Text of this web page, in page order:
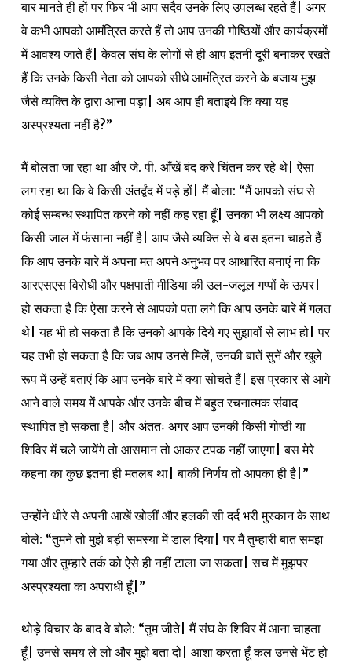
बार मानते ही हों पर फिर भी आप सदैव उनके लिए उपलब्ध रहते हैं| अगर
वे कभी आपको आमंत्रित करते हैं तो आप उनकी गोष्ठियों और कार्यक्रमों
में आवश्य जाते हैं| केवल संघ के लोगों से ही आप इतनी दूरी बनाकर रखते
हैं कि उनके किसी नेता को आपको सीधे आमंत्रित करने के बजाय मुझ
जैसे व्यक्ति के द्वारा आना पड़ा| अब आप ही बताइये कि क्या यह
अस्प्रश्यता नहीं है?”
मैं बोलता जा रहा था और जे. पी. आँखें बंद करे चिंतन कर रहे थे| ऐसा
लग रहा था कि वे किसी अंतर्द्वंद में पड़े हों| मैं बोला: “मैं आपको संघ से
कोई सम्बन्ध स्थापित करने को नहीं कह रहा हूँ| उनका भी लक्ष्य आपको
किसी जाल में फंसाना नहीं है| आप जैसे व्यक्ति से वे बस इतना चाहते हैं
कि आप उनके बारे में अपना मत अपने अनुभव पर आधारित बनाएं ना कि
आरएसएस विरोधी और पक्षपाती मीडिया की उल-जलूल गप्पों के ऊपर|
हो सकता है कि ऐसा करने से आपको पता लगे कि आप उनके बारे में गलत
थे| यह भी हो सकता है कि उनको आपके दिये गए सुझावों से लाभ हो| पर
यह तभी हो सकता है कि जब आप उनसे मिलें, उनकी बातें सुनें और खुले
रूप में उन्हें बताएं कि आप उनके बारे में क्या सोचते हैं| इस प्रकार से आगे
आने वाले समय में आपके और उनके बीच में बहुत रचनात्मक संवाद
स्थापित हो सकता है| और अंततः अगर आप उनकी किसी गोष्ठी या
शिविर में चले जायेंगे तो आसमान तो आकर टपक नहीं जाएगा| बस मेरे
कहना का कुछ इतना ही मतलब था| बाकी निर्णय तो आपका ही है|”
उन्होंने धीरे से अपनी आखें खोलीं और हलकी सी दर्द भरी मुस्कान के साथ
बोले: “तुमने तो मुझे बड़ी समस्या में डाल दिया| पर मैं तुम्हारी बात समझ
गया और तुम्हारे तर्क को ऐसे ही नहीं टाला जा सकता| सच में मुझपर
अस्प्रश्यता का अपराधी हूँ|”
थोड़े विचार के बाद वे बोले: “तुम जीते| मैं संघ के शिविर में आना चाहता
हूँ| उनसे समय ले लो और मुझे बता दो| आशा करता हूँ कल उनसे भेंट हो